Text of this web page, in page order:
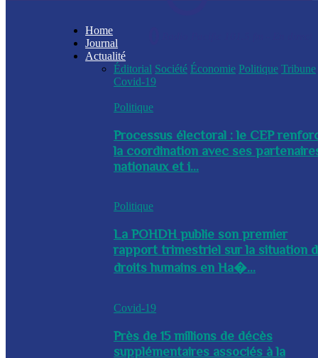
Home
Journal
Actualité
Éditorial Société Économie Politique Tribune
Covid-19
Politique
Processus électoral : le CEP
la coordination avec ses
nationaux et i...
Politique
La POHDH publie son premier
rapport trimestriel sur la situation
droits humains en Ha�...
Covid-19
Près de 15 millions de décès
supplémentaires associés à la